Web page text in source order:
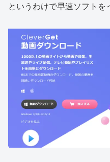
というわけで早速ソフトを